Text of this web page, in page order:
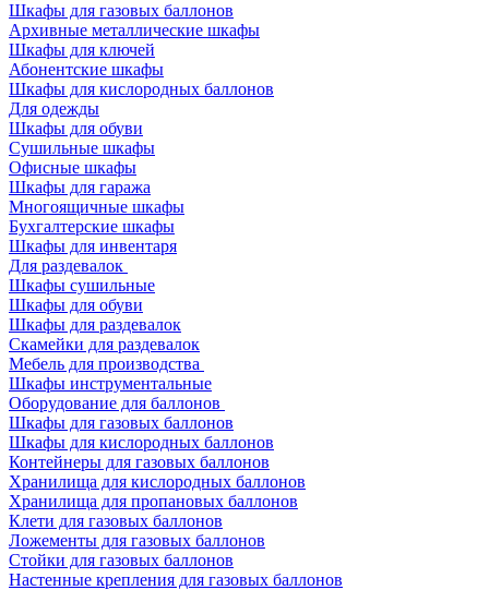
Шкафы для газовых баллонов
Архивные металлические шкафы
Шкафы для ключей
Абонентские шкафы
Шкафы для кислородных баллонов
Для одежды
Шкафы для обуви
Сушильные шкафы
Офисные шкафы
Шкафы для гаража
Многоящичные шкафы
Бухгалтерские шкафы
Шкафы для инвентаря
Для раздевалок
Шкафы сушильные
Шкафы для обуви
Шкафы для раздевалок
Скамейки для раздевалок
Мебель для производства
Шкафы инструментальные
Оборудование для баллонов
Шкафы для газовых баллонов
Шкафы для кислородных баллонов
Контейнеры для газовых баллонов
Хранилища для кислородных баллонов
Хранилища для пропановых баллонов
Клети для газовых баллонов
Ложементы для газовых баллонов
Стойки для газовых баллонов
Настенные крепления для газовых баллонов